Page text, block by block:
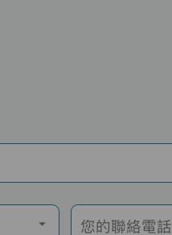
您的聯絡電話